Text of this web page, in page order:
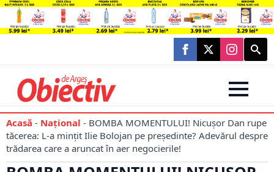
Search
for:
Acasă - Național - BOMBA MOMENTULUI! Nicușor Dan rupe
tăcerea: L-a mințit Ilie Bolojan pe președinte? Adevărul despre
trădarea care a aruncat în aer negocierile!